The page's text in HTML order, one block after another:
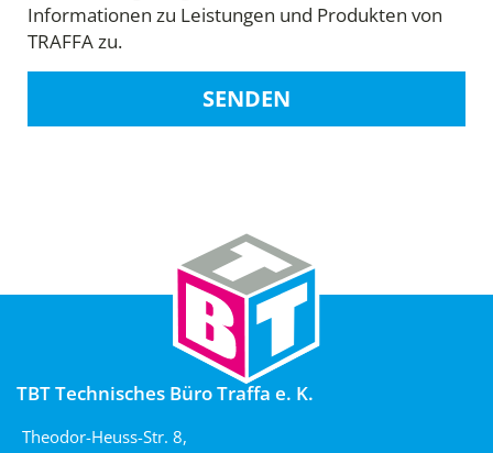
Informationen zu Leistungen und Produkten von
TRAFFA zu.
SENDEN
TBT Technisches Büro Traffa e. K.
Theodor-Heuss-Str. 8,